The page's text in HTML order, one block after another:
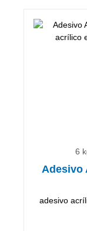
6
Adesivo
adesivo